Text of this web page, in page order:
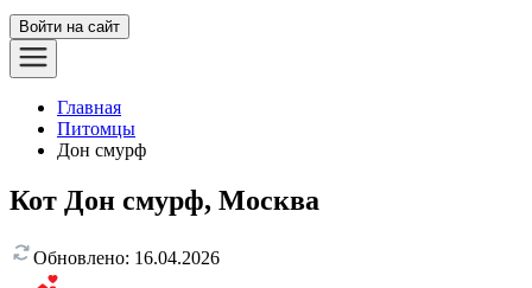
Войти на сайт
Главная
Питомцы
Дон смурф
Кот Дон смурф, Москва
Обновлено: 16.04.2026